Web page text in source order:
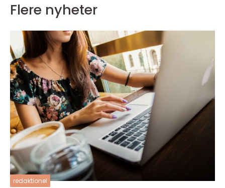
Flere nyheter
redaktionel